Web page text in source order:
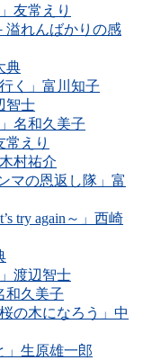
友常えり
溢れんばかりの感
典
く」富川知子
智士
名和久美子
常えり
村祐介
マの恩返し隊」富
try again～」西崎
渡辺智士
和久美子
の木になろう」中
」生原雄一郎